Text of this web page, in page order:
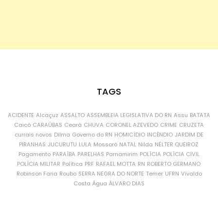
TAGS
ACIDENTE Alcaçuz ASSALTO ASSEMBLEIA LEGISLATIVA DO RN Assu BATATA
Caicó CARAÚBAS Ceará CHUVA CORONEL AZEVEDO CRIME CRUZETA
currais novos Dilma Governo do RN HOMICÍDIO INCÊNDIO JARDIM DE
PIRANHAS JUCURUTU LULA Mossoró NATAL Nilda NÉLTER QUEIROZ
Pagamento PARAÍBA PARELHAS Parnamirim POLÍCIA POLÍCIA CIVIL
POLÍCIA MILITAR Política PRF RAFAEL MOTTA RN ROBERTO GERMANO
Robinson Faria Roubo SERRA NEGRA DO NORTE Temer UFRN Vivaldo
Costa Água ÁLVARO DIAS